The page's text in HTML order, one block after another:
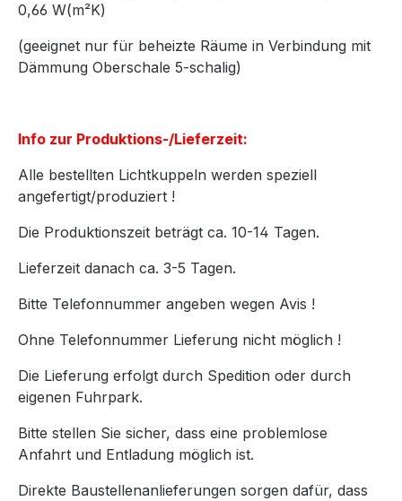
0,66 W(m²K)
(geeignet nur für beheizte Räume in Verbindung mit
Dämmung Oberschale 5-schalig)
Info zur Produktions-/Lieferzeit:
Alle bestellten Lichtkuppeln werden speziell
angefertigt/produziert !
Die Produktionszeit beträgt ca. 10-14 Tagen.
Lieferzeit danach ca. 3-5 Tagen.
Bitte Telefonnummer angeben wegen Avis !
Ohne Telefonnummer Lieferung nicht möglich !
Die Lieferung erfolgt durch Spedition oder durch
eigenen Fuhrpark.
Bitte stellen Sie sicher, dass eine problemlose
Anfahrt und Entladung möglich ist.
Direkte Baustellenanlieferungen sorgen dafür, dass